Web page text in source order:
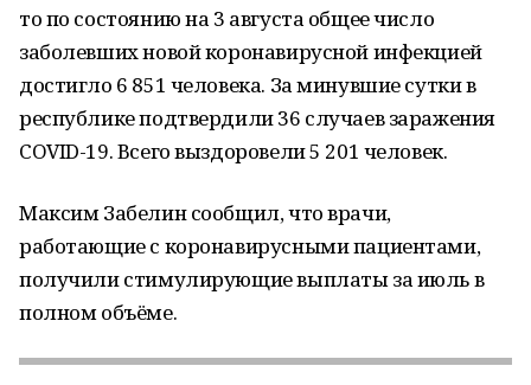
то по состоянию на 3 августа общее число
заболевших новой коронавирусной инфекцией
достигло 6 851 человека. За минувшие сутки в
республике подтвердили 36 случаев заражения
COVID-19. Всего выздоровели 5 201 человек.
Максим Забелин сообщил, что врачи,
работающие с коронавирусными пациентами,
получили стимулирующие выплаты за июль в
полном объёме.